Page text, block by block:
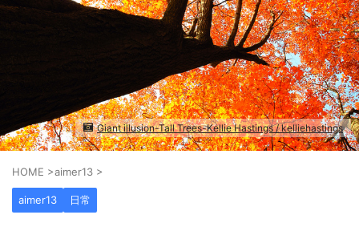
Giant illusion-Tall Trees-Kellie Hastings / kelliehastings
HOME >aimer13 >
aimer13 日常